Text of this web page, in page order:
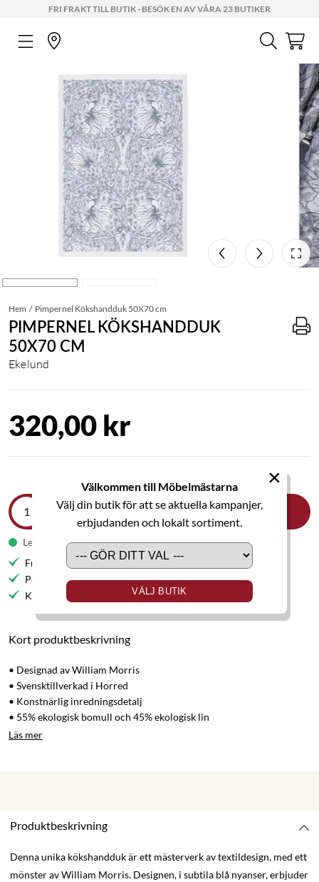
FRI FRAKT TILL BUTIK - BESÖK EN AV VÅRA 23 BUTIKER
Välkommen till Möbelmästarna
Välj din butik för att se aktuella kampanjer,
erbjudanden och lokalt sortiment.
VÄLJ BUTIK
×
Hem Pimpernel Kökshandduk 50X70 cm
PIMPERNEL KÖKSHANDDUK
50X70 CM
Ekelund
320,00 kr
LÄGG I VARUKORGEN
Leveranstid 1-2 veckor
Fri frakt till butik
Personlig service
Kvalitetsmöbler
Kort produktbeskrivning
• Designad av William Morris
• Svensktillverkad i Horred
• Konstnärlig inredningsdetalj
• 55% ekologisk bomull och 45% ekologisk lin
Läs mer
Produktbeskrivning
Denna unika kökshandduk är ett mästerverk av textildesign, med ett
mönster av William Morris. Designen, i subtila blå nyanser, erbjuder